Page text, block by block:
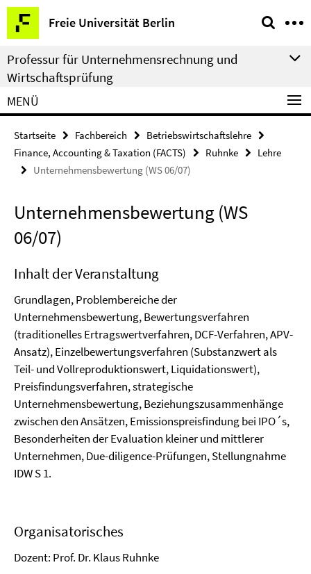
Springe
direkt
zu
Inhalt
Freie Universität Berlin
Service-
Navigation
Professur für Unternehmensrechnung und
Wirtschaftsprüfung
MENÜ
Startseite Fachbereich
Betriebswirtschaftslehre
Finance, Accounting & Taxation (FACTS)
Ruhnke
Lehre
Unternehmensbewertung (WS 06/07)
Unternehmensbewertung (WS
06/07)
Inhalt der Veranstaltung
Grundlagen, Problembereiche der
Unternehmensbewertung, Bewertungsverfahren
(traditionelles Ertragswertverfahren, DCF-Verfahren, APV-
Ansatz), Einzelbewertungsverfahren (Substanzwert als
Teil- und Vollreproduktionswert, Liquidationswert),
Preisfindungsverfahren, strategische
Unternehmensbewertung, Beziehungszusammenhänge
zwischen den Ansätzen, Emissionspreisfindung bei IPO´s,
Besonderheiten der Evaluation kleiner und mittlerer
Unternehmen, Due-diligence-Prüfungen, Stellungnahme
IDW S 1.
Organisatorisches
Dozent: Prof. Dr. Klaus Ruhnke